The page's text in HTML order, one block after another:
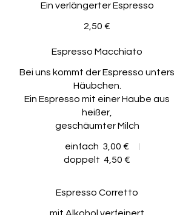
Ein verlängerter Espresso
2,50 €
Espresso Macchiato
Bei uns kommt der Espresso unters
Häubchen.
Ein Espresso mit einer Haube aus
heißer,
geschäumter Milch
einfach 3,00 €
doppelt 4,50 €
Espresso Corretto